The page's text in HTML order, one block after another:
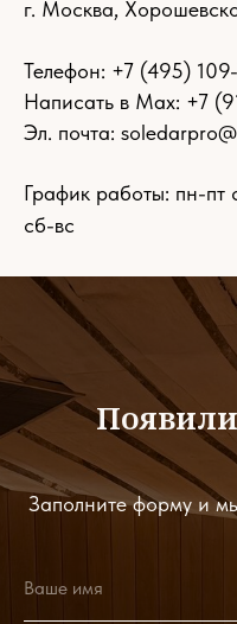
г. Москва,
Телефон: +7 (495)
Написать в Max: +7
Эл. почта:
График работы: пн-
сб-вс
Заполните форму и
Ваше имя